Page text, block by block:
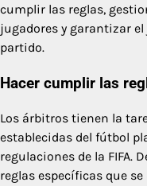
cumplir las reglas,
jugadores y garantizar
partido.
Hacer cumplir las
Los árbitros tienen la
establecidas del fútbol
regulaciones de la FIFA.
reglas específicas que